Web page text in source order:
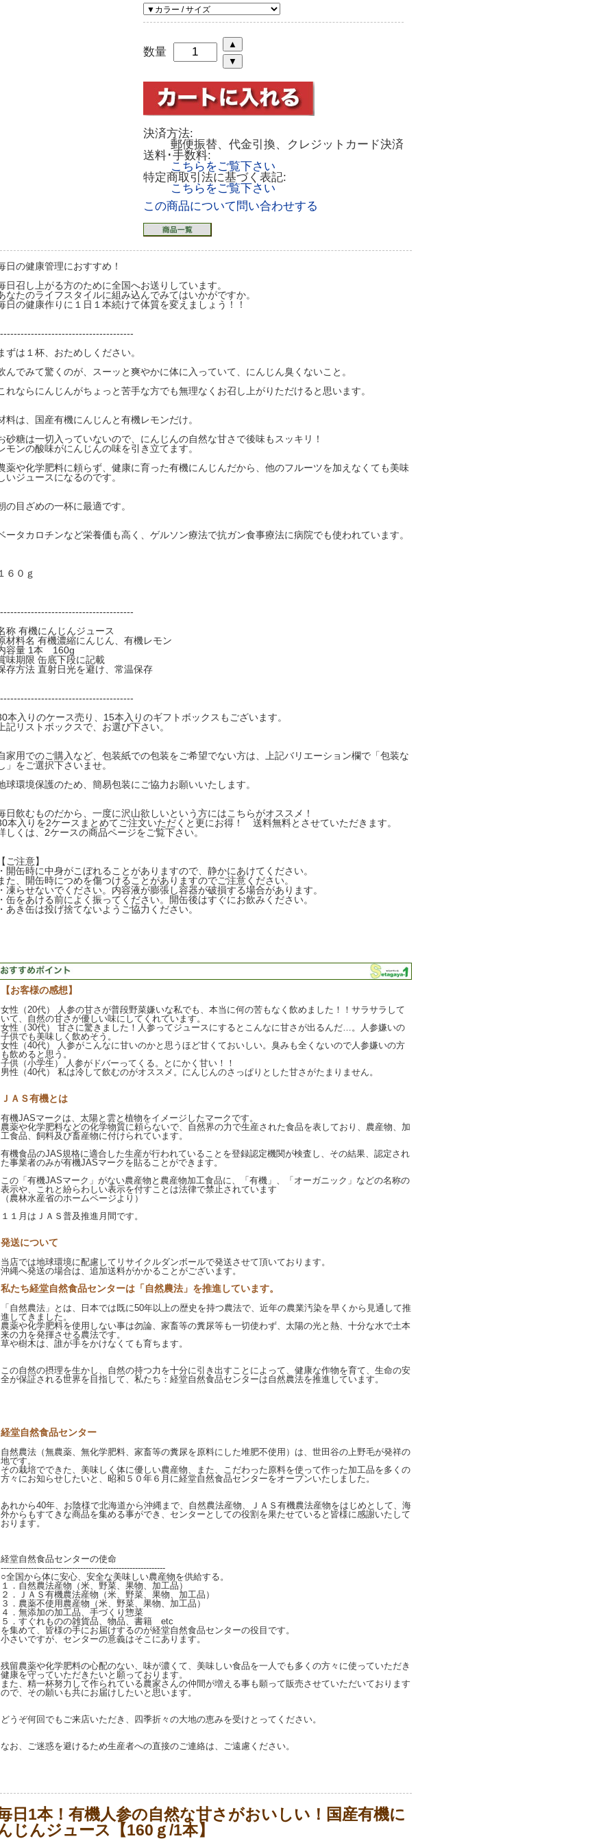
数量
決済方法:
郵便振替、代金引換、クレジットカード決済
送料･手数料:
こちらをご覧下さい
特定商取引法に基づく表記:
こちらをご覧下さい
この商品について問い合わせする
日の健康管理におすすめ！
日召し上がる方のために全国へお送りしています。
なたのライフスタイルに組み込んでみてはいかがですか。
日の健康作りに１日１本続けて体質を変えましょう！！
ずは１杯、おためしください。
んでみて驚くのが、スーッと爽やかに体に入っていて、にんじん臭くないこと。
れならにんじんがちょっと苦手な方でも無理なくお召し上がりただけると思います。
料は、国産有機にんじんと有機レモンだけ。
砂糖は一切入っていないので、にんじんの自然な甘さで後味もスッキリ！
モンの酸味がにんじんの味を引き立てます。
薬や化学肥料に頼らず、健康に育った有機にんじんだから、他のフルーツを加えなくても美味
いジュースになるのです。
の目ざめの一杯に最適です。
ータカロチンなど栄養価も高く、ゲルソン療法で抗ガン食事療法に病院でも使われています。
６０ｇ
称 有機にんじんジュース
材料名 有機濃縮にんじん、有機レモン
容量 1本 160g
味期限 缶底下段に記載
存方法 直射日光を避け、常温保存
本入りのケース売り、15本入りのギフトボックスもございます。
記リストボックスで、お選び下さい。
家用でのご購入など、包装紙での包装をご希望でない方は、上記バリエーション欄で「包装な
」をご選択下さいませ。
球環境保護のため、簡易包装にご協力お願いいたします。
日飲むものだから、一度に沢山欲しいという方にはこちらがオススメ！
本入りを2ケースまとめてご注文いただくと更にお得！ 送料無料とさせていただきます。
しくは、2ケースの商品ページをご覧下さい。
ご注意】
開缶時に中身がこぼれることがありますので、静かにあけてください。
た、開缶時につめを傷つけることがありますのでご注意ください。
凍らせないでください。内容液が膨張し容器が破損する場合があります。
缶をあける前によく振ってください。開缶後はすぐにお飲みください。
あき缶は投げ捨てないようご協力ください。
【お客様の感想】
女性（20代） 人参の甘さが普段野菜嫌いな私でも、本当に何の苦もなく飲めました！！サラサラして
いて、自然の甘さが優しい味にしてくれています。
女性（30代） 甘さに驚きました！人参ってジュースにするとこんなに甘さが出るんだ…。人参嫌いの
子供でも美味しく飲めそう。
女性（40代） 人参がこんなに甘いのかと思うほど甘くておいしい。臭みも全くないので人参嫌いの方
も飲めると思う。
子供（小学生） 人参がドバーってくる。とにかく甘い！！
男性（40代） 私は冷して飲むのがオススメ。にんじんのさっぱりとした甘さがたまりません。
ＪＡＳ有機とは
有機JASマークは、太陽と雲と植物をイメージしたマークです。
農薬や化学肥料などの化学物質に頼らないで、自然界の力で生産された食品を表しており、農産物、加
工食品、飼料及び畜産物に付けられています。
有機食品のJAS規格に適合した生産が行われていることを登録認定機関が検査し、その結果、認定され
た事業者のみが有機JASマークを貼ることができます。
この「有機JASマーク」がない農産物と農産物加工食品に、「有機」、「オーガニック」などの名称の
表示や、これと紛らわしい表示を付すことは法律で禁止されています
（農林水産省のホームページより）
１１月はＪＡＳ普及推進月間です。
発送について
当店では地球環境に配慮してリサイクルダンボールで発送させて頂いております。
沖縄へ発送の場合は、追加送料がかかることがございます。
私たち経堂自然食品センターは「自然農法」を推進しています。
「自然農法」とは、日本では既に50年以上の歴史を持つ農法で、近年の農業汚染を早くから見通して推
進してきました。
農薬や化学肥料を使用しない事は勿論、家畜等の糞尿等も一切使わず、太陽の光と熱、十分な水で土本
来の力を発揮させる農法です。
草や樹木は、誰が手をかけなくても育ちます。
この自然の摂理を生かし、自然の持つ力を十分に引き出すことによって、健康な作物を育て、生命の安
全が保証される世界を目指して、私たち：経堂自然食品センターは自然農法を推進しています。
経堂自然食品センター
自然農法（無農薬、無化学肥料、家畜等の糞尿を原料にした堆肥不使用）は、世田谷の上野毛が発祥の
地です。
その栽培でできた、美味しく体に優しい農産物、また、こだわった原料を使って作った加工品を多くの
方々にお知らせしたいと、昭和５０年６月に経堂自然食品センターをオープンいたしました。
あれから40年、お陰様で北海道から沖縄まで、自然農法産物、ＪＡＳ有機農法産物をはじめとして、海
外からもすてきな商品を集める事ができ、センターとしての役割を果たせていると皆様に感謝いたして
おります。
経堂自然食品センターの使命
------------------------------------------------------------
○全国から体に安心、安全な美味しい農産物を供給する。
１．自然農法産物（米、野菜、果物、加工品）
２．ＪＡＳ有機農法産物（米、野菜、果物、加工品）
３．農薬不使用農産物（米、野菜、果物、加工品）
４．無添加の加工品、手づくり惣菜
５．すぐれものの雑貨品、物品、書籍 etc
を集めて、皆様の手にお届けするのが経堂自然食品センターの役目です。
小さいですが、センターの意義はそこにあります。
残留農薬や化学肥料の心配のない、味が濃くて、美味しい食品を一人でも多くの方々に使っていただき
健康を守っていただきたいと願っております。
また、精一杯努力して作られている農家さんの仲間が増える事も願って販売させていただいております
ので、その願いも共にお届けしたいと思います。
どうぞ何回でもご来店いただき、四季折々の大地の恵みを受けとってください。
なお、ご迷惑を避けるため生産者への直接のご連絡は、ご遠慮ください。
日1本！有機人参の自然な甘さがおいしい！国産有機に
じんジュース【160ｇ/1本】